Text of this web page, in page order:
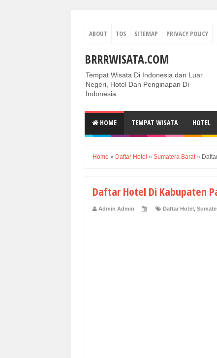
ABOUT TOS SITEMAP PRIVACY POLICY
BRRRWISATA.COM
Tempat Wisata Di Indonesia dan Luar
Negeri, Hotel Dan Penginapan Di
Indonesia
HOME TEMPAT WISATA HOTEL
Home » Daftar Hotel » Sumatera Barat»
Daftar Hotel Di Kabupaten
Admin Admin Daftar Hotel,